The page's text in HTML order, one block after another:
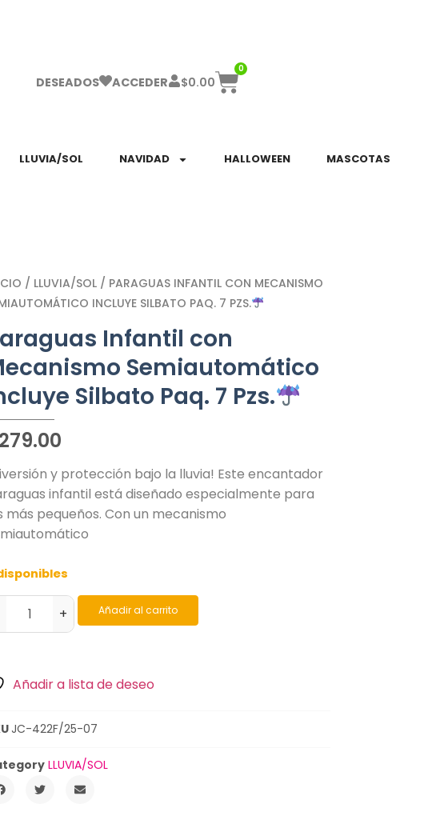
DESEADOS ACCEDER $0.00
0
LLUVIA/SOL NAVIDAD HALLOWEEN MASCOTAS
/ LLUVIA/SOL / PARAGUAS INFANTIL CON MECANISMO
INCLUYE SILBATO PAQ. 7 PZS.
Infantil con
Semiautomático
Silbato Paq. 7 Pzs.
279.00
y protección bajo la lluvia! Este encantador
infantil está diseñado especialmente para
más pequeños. Con un mecanismo
+ Añadir al carrito
Añadir a lista de deseo
JC-422F/25-07
LLUVIA/SOL